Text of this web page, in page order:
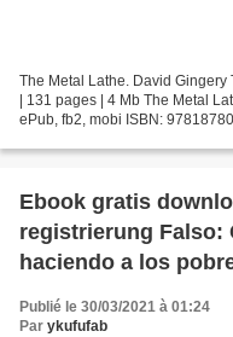
The Metal Lathe. David
| 131 pages | 4 Mb The Metal
ePub, fb2, mobi ISBN:
Ebook gratis
registrierung Falso:
haciendo a los
pobres / FAKE:
Fake Assets by
Publié le 30/03/2021 à 01:24
Par ykufufab